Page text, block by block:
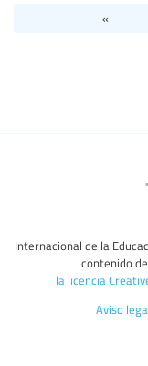
«
Internacional de la
contenido
la licencia
Aviso